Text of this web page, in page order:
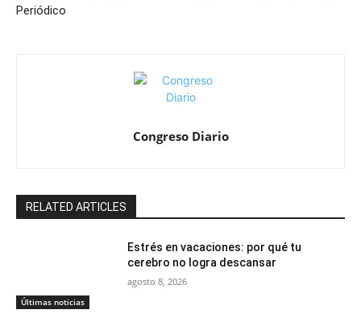
Periódico
Congreso Diario
RELATED ARTICLES
Últimas noticias
Estrés en vacaciones: por qué tu
cerebro no logra descansar
agosto 8, 2026